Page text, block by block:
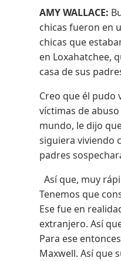
AMY WALLACE:
chicas fueron en
chicas que
en Loxahatchee,
casa de sus
Creo que él pudo
víctimas de
mundo, le dijo
siguiera viviendo
padres
Así que, muy
Tenemos que
Ese fue en
extranjero. Así
Para ese
Maxwell. Así que